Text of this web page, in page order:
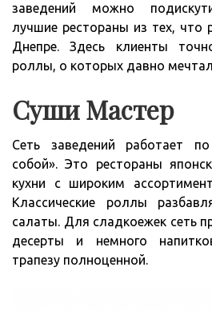
заведений можно
лучшие рестораны из тех, что
Днепре. Здесь клиенты
роллы, о которых давно
Суши Мастер
Сеть заведений работает
собой». Это рестораны
кухни с широким
Классические роллы
салаты. Для сладкоежек сеть
десерты и немного
трапезу полноценной.